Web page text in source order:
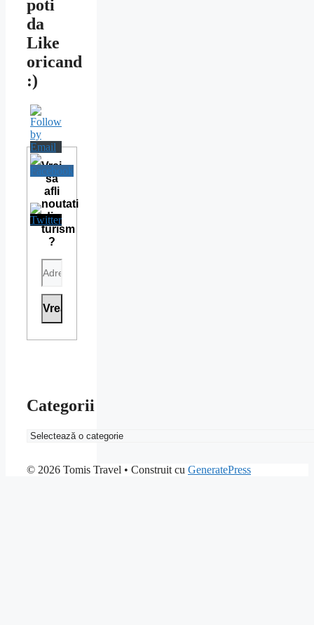
poti
da
Like
oricand
:)
Vrei
sa
afli
noutati
din
turism
?
Categorii
Categorii
© 2026 Tomis Travel • Construit cu GeneratePress